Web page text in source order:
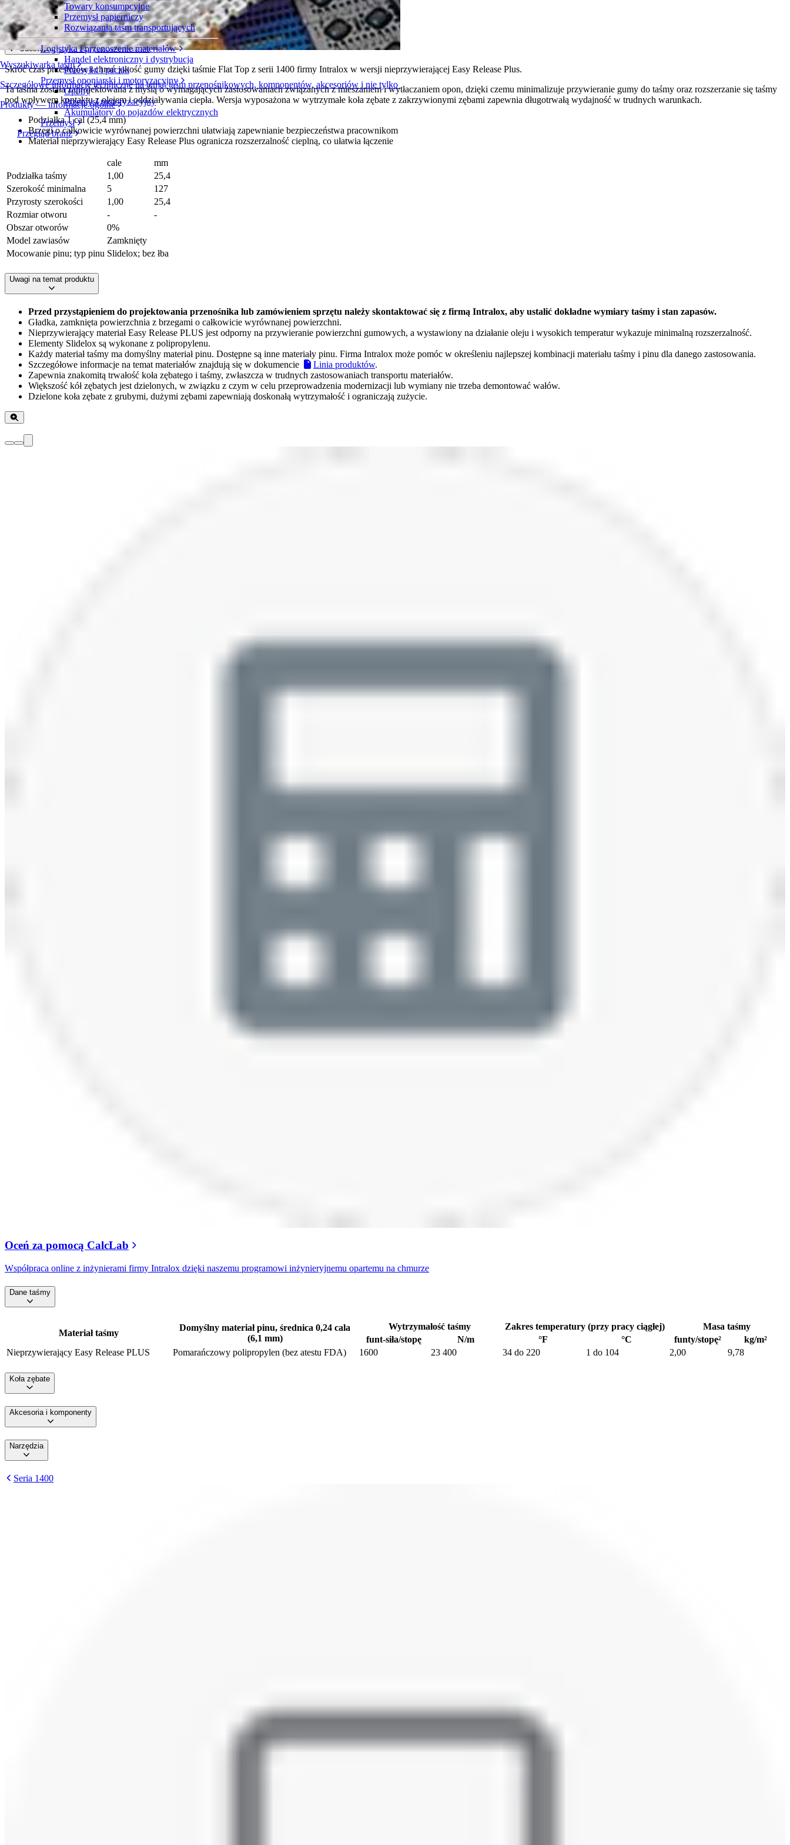
Wyszukiwarka taśm
Szczegółowe informacje techniczne na temat taśm przenośnikowych, komponentów, akcesoriów i nie tylko
Produkty — informacje ogólne
Towary konsumpcyjne
Przemysł papierniczy
Rozwiązania taśm transportujących
Logistyka i przenoszenie materiałów
Handel elektroniczny i dystrybucja
Przesyłki i paczki
Przemysł oponiarski i motoryzacyjny
Opony
Przemysł motoryzacyjny
Akumulatory do pojazdów elektrycznych
Przemysł
Przegląd branż
Flat Top Easy Release PLUS
Seria 1400
Udostępnij Złóż zapytanie ofertowe
Skróć czas przestojów i chroń jakość gumy dzięki taśmie Flat Top z serii 1400 firmy Intralox w wersji nieprzywierającej Easy Release Plus.
Ta taśma została zaprojektowana z myślą o wymagających zastosowaniach związanych z mieszaniem i wytłaczaniem opon, dzięki czemu minimalizuje przywieranie gumy do taśmy oraz rozszerzanie się taśmy
pod wpływem kontaktu z olejem i oddziaływania ciepła. Wersja wyposażona w wytrzymałe koła zębate z zakrzywionymi zębami zapewnia długotrwałą wydajność w trudnych warunkach.
Podziałka 1 cal (25,4 mm)
Brzegi o całkowicie wyrównanej powierzchni ułatwiają zapewnianie bezpieczeństwa pracownikom
Materiał nieprzywierający Easy Release Plus ogranicza rozszerzalność cieplną, co ułatwia łączenie
cale
mm
Podziałka taśmy
1,00
25,4
Szerokość minimalna
5
127
Przyrosty szerokości
1,00
25,4
Rozmiar otworu
-
-
Obszar otworów
0%
Model zawiasów
Zamknięty
Mocowanie pinu; typ pinu Slidelox; bez łba
Uwagi na temat produktu
Przed przystąpieniem do projektowania przenośnika lub zamówieniem sprzętu należy skontaktować się z firmą Intralox, aby ustalić dokładne wymiary taśmy i stan zapasów.
Gładka, zamknięta powierzchnia z brzegami o całkowicie wyrównanej powierzchni.
Nieprzywierający materiał Easy Release PLUS jest odporny na przywieranie powierzchni gumowych, a wystawiony na działanie oleju i wysokich temperatur wykazuje minimalną rozszerzalność.
Elementy Slidelox są wykonane z polipropylenu.
Każdy materiał taśmy ma domyślny materiał pinu. Dostępne są inne materiały pinu. Firma Intralox może pomóc w określeniu najlepszej kombinacji materiału taśmy i pinu dla danego zastosowania.
Szczegółowe informacje na temat materiałów znajdują się w dokumencie
Linia produktów.
Zapewnia znakomitą trwałość koła zębatego i taśmy, zwłaszcza w trudnych zastosowaniach transportu materiałów.
Większość kół zębatych jest dzielonych, w związku z czym w celu przeprowadzenia modernizacji lub wymiany nie trzeba demontować wałów.
Dzielone koła zębate z grubymi, dużymi zębami zapewniają doskonałą wytrzymałość i ograniczają zużycie.
Oceń za pomocą CalcLab
Współpraca online z inżynierami firmy Intralox dzięki naszemu programowi inżynieryjnemu opartemu na chmurze
Dane taśmy
Materiał taśmy
Domyślny materiał pinu, średnica 0,24 cala
(6,1 mm)
Wytrzymałość taśmy Zakres temperatury (przy pracy ciągłej)
Masa taśmy
funt-siła/stopę
N/m °F °C funty/stopę²
kg/m²
Nieprzywierający Easy Release PLUS
Pomarańczowy polipropylen (bez atestu FDA) 1600 23 400 34 do 220 1 do 104 2,00 9,78
Koła zębate
Akcesoria i komponenty
Narzędzia
Seria 1400